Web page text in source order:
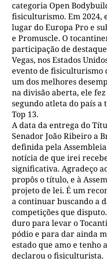
categoria Open
fisiculturismo. Em 2024,
lugar do Europa Pro e
e Promuscle. O
participação de
Vegas, nos Estados
evento de fisiculturismo
um dos melhores
na divisão aberta, ele
segundo atleta do país
Top 13.
A data da entrega do
Senador João Ribeiro a
definida pela
notícia de que irei
significativa. Agradeço
propôs o título, e à
projeto de lei. É um
a continuar buscando a
competições que
duro para levar o
pódio e para dar ainda
estado que amo e tenho
declarou o fisiculturista.